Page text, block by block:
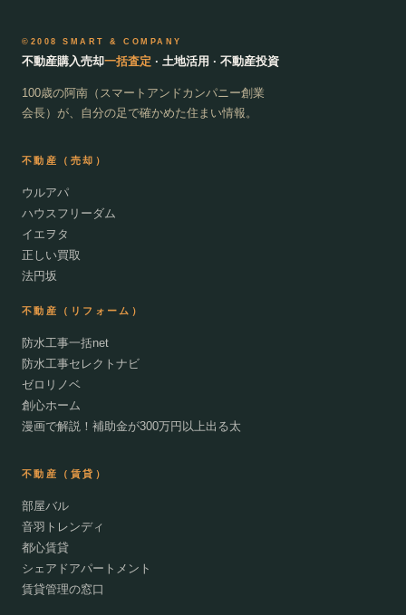
©2008 SMART & COMPANY
不動産購入売却一括査定 · 土地活用 · 不動産投資
100歳の阿南（スマートアンドカンパニー創業
会長）が、自分の足で確かめた住まい情報。
不動産（売却）
ウルアパ
ハウスフリーダム
イエヲタ
正しい買取
法円坂
不動産（リフォーム）
防水工事一括net
防水工事セレクトナビ
ゼロリノベ
創心ホーム
漫画で解説！補助金が300万円以上出る太
不動産（賃貸）
部屋バル
音羽トレンディ
都心賃貸
シェアドアパートメント
賃貸管理の窓口